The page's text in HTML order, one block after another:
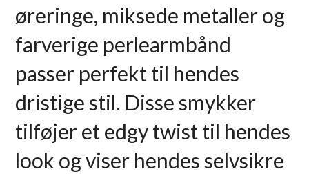
øreringe, miksede metaller og
farverige perlearmbånd
passer perfekt til hendes
dristige stil. Disse smykker
tilføjer et edgy twist til hendes
look og viser hendes selvsikre